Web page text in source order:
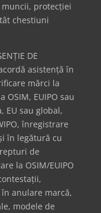
protecției
chestiuni
DE
acordă asistență în
mărci la
OSIM, EUIPO sau
EU sau global,
înregistrare
în legătură cu
de
la OSIM/EUIPO
anulare marcă,
modele de